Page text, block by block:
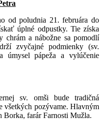
od poludnia 21. februára do
úplné odpustky. Tie získa
chrám a nábožne sa pomodlí
zvyčajné podmienky (sv.
úmysel pápeža a vylúčenie
sv. omši bude tradičná
všetkých pozývame. Hlavným
Borka, farár Farnosti Mužla.